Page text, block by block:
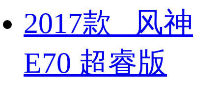
2017款 风神
E70 超睿版